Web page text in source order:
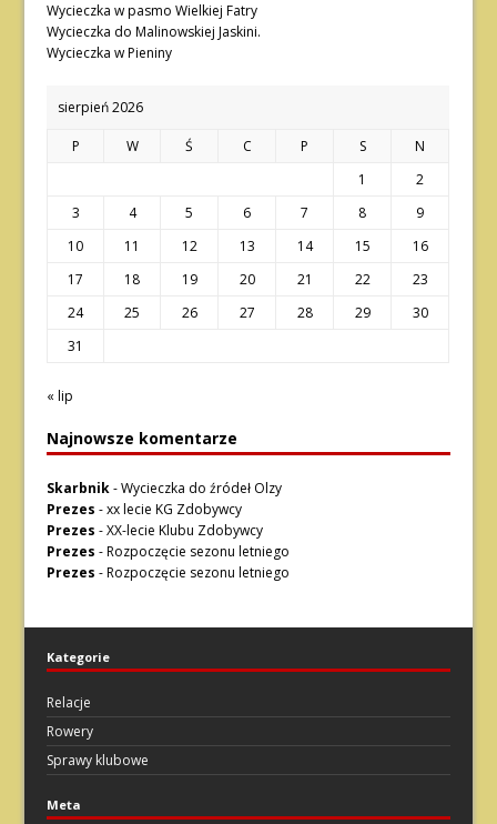
Wycieczka w pasmo Wielkiej Fatry
Wycieczka do Malinowskiej Jaskini.
Wycieczka w Pieniny
sierpień 2026
P W Ś C P S
N
1
2
3
4 5 6 7 8
9
10
11 12 13 14 15
16
17
18 19 20 21 22
23
24
25 26 27 28 29
30
31
« lip
Najnowsze komentarze
Skarbnik-Wycieczka do źródeł Olzy
Prezes -xx lecie KG Zdobywcy
Prezes -XX-lecie Klubu Zdobywcy
Prezes -Rozpoczęcie sezonu letniego
Prezes -Rozpoczęcie sezonu letniego
Kategorie
Relacje
Rowery
Sprawy klubowe
Meta